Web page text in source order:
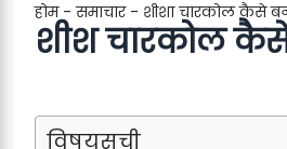
होम-समाचार- शीशा चारकोल कैसे
शीश चारकोल
विषयसूची